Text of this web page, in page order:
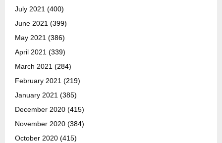
July 2021 (400)
June 2021 (399)
May 2021 (386)
April 2021 (339)
March 2021 (284)
February 2021 (219)
January 2021 (385)
December 2020 (415)
November 2020 (384)
October 2020 (415)